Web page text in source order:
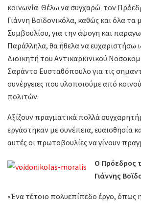
κοινωνία. Θέλω να συγχαρώ τον
Γιάννη Βοϊδονικόλα, καθώς και όλα τα
Συμβουλίου, για την άψογη και
Παράλληλα, θα ήθελα να ευχαριστήσω
Διοικητή του Αντικαρκινικού
Σαράντο Ευσταθόπουλο για τις
συνέργειες που υλοποιούμε από
πολιτών.
Αξίζουν πραγματικά πολλά
εργάστηκαν με συνέπεια, ευαισθησία
αυτές οι πρωτοβουλίες να γίνουν
Ο Πρόεδρος
Γιάννης
«Ένα τέτοιο πολυεπίπεδο έργο, όπως